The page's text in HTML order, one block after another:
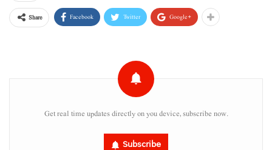
Share Facebook Twitter Google+
Get real time updates directly on you device, subscribe now.
Subscribe